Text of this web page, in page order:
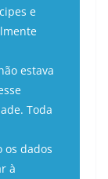
e
estava
Toda
os dados
à